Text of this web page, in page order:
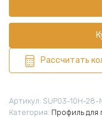
П-
3
10
Рассчитать
Артикул: SUP03-10H-28-
Категория: Профиль для